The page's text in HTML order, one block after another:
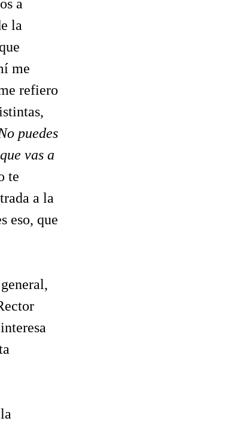
a
la
me
refiero
puedes
vas a
te
a la
eso, que